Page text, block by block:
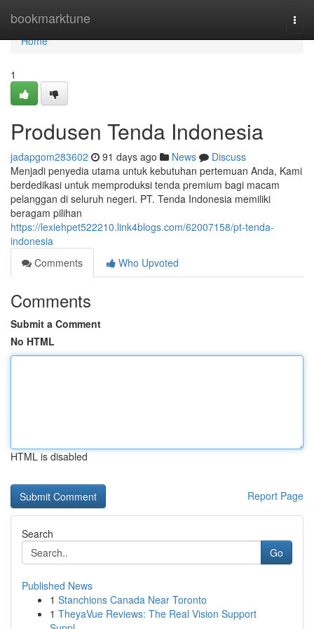
bookmarktune
Home
Home
1
Produsen Tenda Indonesia
jadapgom283602 91 days ago News
Discuss
Menjadi penyedia utama untuk kebutuhan pertemuan Anda, Kami
berdedikasi untuk memproduksi tenda premium bagi macam
pelanggan di seluruh negeri. PT. Tenda Indonesia memiliki
beragam pilihan
https://lexiehpet522210.link4blogs.com/62007158/pt-tenda-
indonesia
Comments
Who Upvoted
Comments
Submit a Comment
No HTML
HTML is disabled
Report Page
Search
Go
Published News
1 Stanchions Canada Near Toronto
1 TheyaVue Reviews: The Real Vision Support